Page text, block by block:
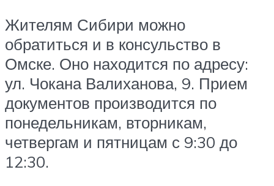
Жителям Сибири можно
обратиться и в консульство в
Омске. Оно находится по адресу:
ул. Чокана Валиханова, 9. Прием
документов производится по
понедельникам, вторникам,
четвергам и пятницам с 9:30 до
12:30.